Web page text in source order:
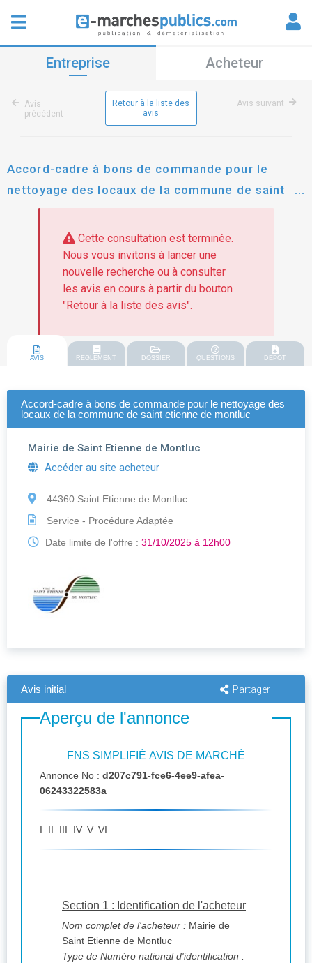
Entreprise Acheteur
Avis
précédent
Retour à la liste des
avis
Avis suivant
Accord-cadre à bons de commande pour le
nettoyage des locaux de la commune de saint
etienne de montluc
Cette consultation est terminée.
Nous vous invitons à lancer une
nouvelle recherche ou à consulter
les avis en cours à partir du bouton
"Retour à la liste des avis".
AVIS REGLEMENT DOSSIER QUESTIONS DEPOT
Accord-cadre à bons de commande pour le nettoyage des
locaux de la commune de saint etienne de montluc
Mairie de Saint Etienne de Montluc
Accéder au site acheteur
44360 Saint Etienne de Montluc
Service - Procédure Adaptée
Date limite de l'offre : 31/10/2025 à 12h00
Avis initial Partager
Aperçu de l'annonce
FNS SIMPLIFIÉ AVIS DE MARCHÉ
Annonce No : d207c791-fce6-4ee9-afea-
06243322583a
I. II. III. IV. V. VI.
Section 1 : Identification de l'acheteur
Nom complet de l'acheteur : Mairie de
Saint Etienne de Montluc
Type de Numéro national d'identification :